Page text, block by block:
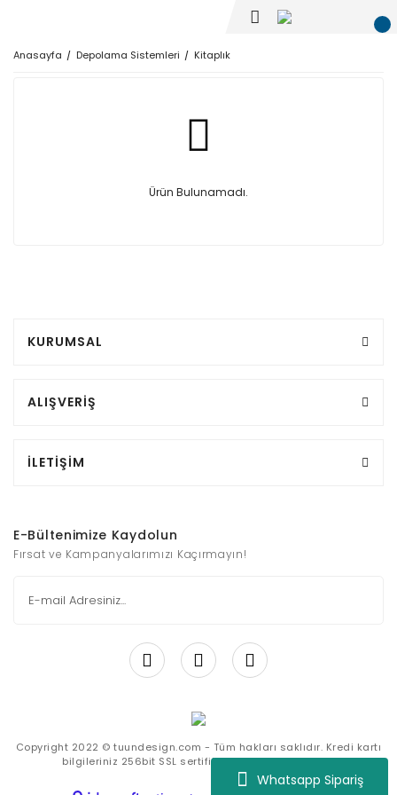
Whatsapp Sipariş
Anasayfa Depolama Sistemleri Kitaplık
Ürün Bulunamadı.
KURUMSAL
ALIŞVERİŞ
İLETİŞİM
E-Bültenimize Kaydolun
Fırsat ve Kampanyalarımızı Kaçırmayın!
Copyright 2022 © tuundesign.com - Tüm hakları saklıdır. Kredi kartı
bilgileriniz 256bit SSL sertifikası ile korunmaktadır.